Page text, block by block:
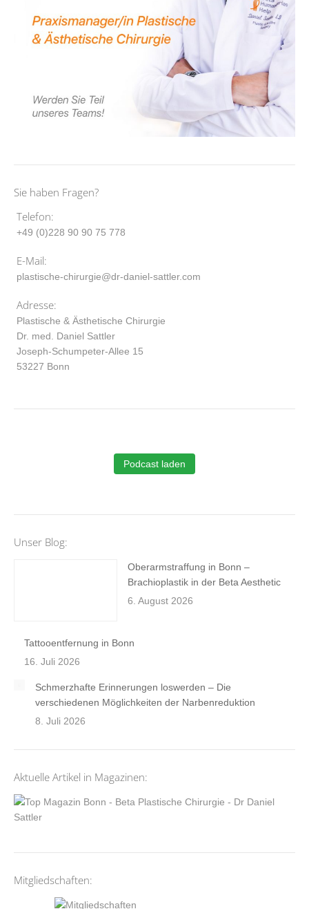
Sie haben Fragen?
Telefon:
+49 (0)228 90 90 75 778
E-Mail:
plastische-chirurgie@dr-daniel-sattler.com
Adresse:
Plastische & Ästhetische Chirurgie
Dr. med. Daniel Sattler
Joseph-Schumpeter-Allee 15
53227 Bonn
Podcast laden
Unser Blog:
Oberarmstraffung in Bonn –
Brachioplastik in der Beta Aesthetic
6. August 2026
Tattooentfernung in Bonn
16. Juli 2026
Schmerzhafte Erinnerungen loswerden – Die
verschiedenen Möglichkeiten der Narbenreduktion
8. Juli 2026
Aktuelle Artikel in Magazinen:
Mitgliedschaften: